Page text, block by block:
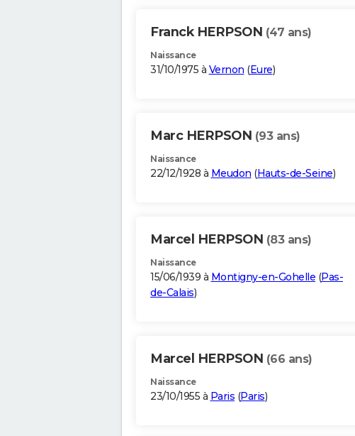
Franck HERPSON (47 ans)
Naissance
31/10/1975 à Vernon (Eure)
Marc HERPSON (93 ans)
Naissance
22/12/1928 à Meudon (Hauts-de-Seine)
Marcel HERPSON (83 ans)
Naissance
15/06/1939 à Montigny-en-Gohelle (Pas-
de-Calais)
Marcel HERPSON (66 ans)
Naissance
23/10/1955 à Paris (Paris)